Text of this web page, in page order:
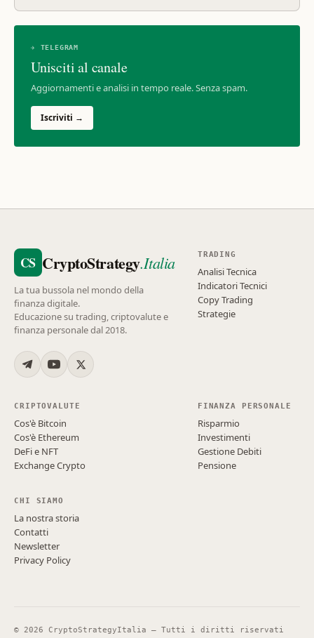
✈ TELEGRAM
Unisciti al canale
Aggiornamenti e analisi in tempo reale. Senza spam.
Iscriviti →
CS CryptoStrategy.Italia
La tua bussola nel mondo della
finanza digitale.
Educazione su trading, criptovalute e
finanza personale dal 2018.
TRADING
Analisi Tecnica
Indicatori Tecnici
Copy Trading
Strategie
CRIPTOVALUTE
Cos'è Bitcoin
Cos'è Ethereum
DeFi e NFT
Exchange Crypto
FINANZA PERSONALE
Risparmio
Investimenti
Gestione Debiti
Pensione
CHI SIAMO
La nostra storia
Contatti
Newsletter
Privacy Policy
© 2026 CryptoStrategyItalia — Tutti i diritti riservati